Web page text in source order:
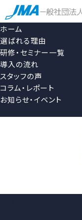
ホーム
選ばれる理由
研修・セミナー一覧
導入の流れ
スタッフの声
コラム・レポート
お知らせ・イベント